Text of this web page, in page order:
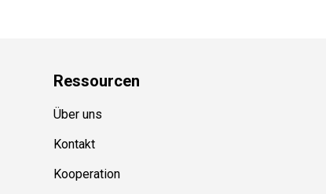
Ressourcen
Über uns
Kontakt
Kooperation